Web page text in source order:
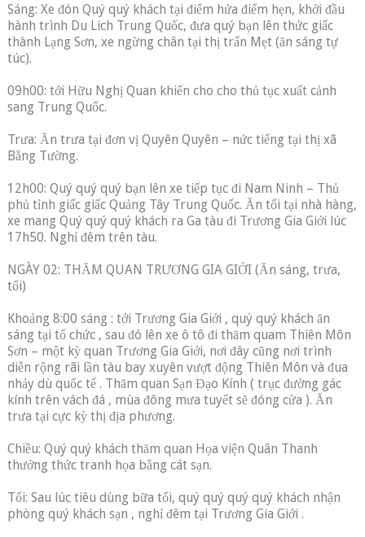
Sáng: Xe đón Quý quý khách tại điểm hứa điểm hẹn, khởi đầu
hành trình Du Lich Trung Quốc, đưa quý bạn lên thức giấc
thành Lạng Sơn, xe ngừng chân tại thị trấn Mẹt (ăn sáng tự
túc).
09h00: tới Hữu Nghị Quan khiến cho cho thủ tục xuất cảnh
sang Trung Quốc.
Trưa: Ăn trưa tại đơn vị Quyên Quyên – nức tiếng tại thị xã
Bằng Tường.
12h00: Quý quý quý bạn lên xe tiếp tục đi Nam Ninh – Thủ
phủ tỉnh giấc giấc Quảng Tây Trung Quốc. Ăn tối tại nhà hàng,
xe mang Quý quý quý khách ra Ga tàu đi Trương Gia Giới lúc
17h50. Nghỉ đêm trên tàu.
NGÀY 02: THĂM QUAN TRƯƠNG GIA GIỚI (Ăn sáng, trưa,
tối)
Khoảng 8:00 sáng : tới Trương Gia Giới , quý quý khách ăn
sáng tại tổ chức , sau đó lên xe ô tô đi thăm quam Thiên Môn
Sơn – một kỳ quan Trương Gia Giới, nơi đây cũng nơi trình
diễn rộng rãi lần tàu bay xuyên vượt động Thiên Môn và đua
nhảy dù quốc tế . Thăm quan Sạn Đạo Kính ( trục đường gác
kính trên vách đá , mùa đông mưa tuyết sẽ đóng cửa ). Ăn
trưa tại cực kỳ thị địa phương.
Chiều: Quý quý khách thăm quan Họa viện Quân Thanh
thưởng thức tranh họa bằng cát sạn.
Tối: Sau lúc tiêu dùng bữa tối, quý quý quý quý khách nhận
phòng quý khách sạn , nghỉ đêm tại Trương Gia Giới .